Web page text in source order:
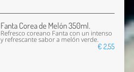
Fanta Corea de Melón 350ml.
Refresco coreano Fanta con un intenso
y refrescante sabor a melón verde.
€ 2,55